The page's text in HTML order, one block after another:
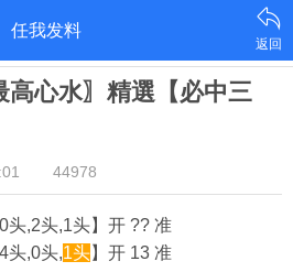
任我发料
返回
高心水〗精選【必中三
44978
头,2头,1头】开 ?? 准
头,0头,1头】开 13 准